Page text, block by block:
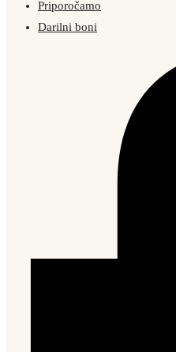
Priporočamo
Darilni boni